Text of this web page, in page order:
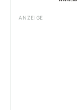
ANZEIGE